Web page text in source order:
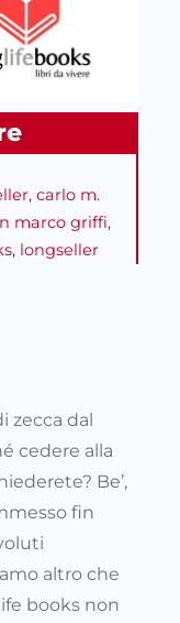
, carlo m.
marco griffi
, longseller
zecca dal
cedere alla
Be’,
fin
altro che
books non